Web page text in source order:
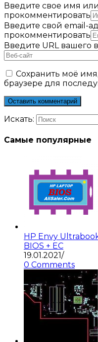
Введите свое имя
прокомментировать
Введите свой email-
прокомментировать
Введите URL вашего
Сохранить моё
браузере для
Искать:
Самые популярные
HP Envy
BIOS + EC
19.01.2021/
0 Comments